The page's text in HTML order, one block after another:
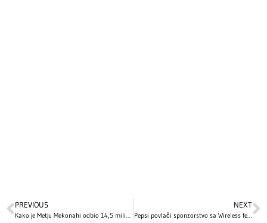
PREVIOUS
Kako je Metju Mekonahi odbio 14,5 miliona dolara i preokrenuo svoju karijeru
NEXT
Pepsi povlači sponzorstvo sa Wireless festivala nakon izbora Kanyea Westa